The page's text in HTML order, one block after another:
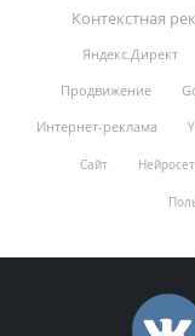
Контекстная
Яндекс.Директ
Продвижение
Интернет-реклама
Сайт